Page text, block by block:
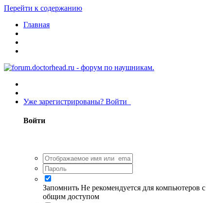
Перейти к содержанию
Главная
Уже зарегистрированы? Войти
Войти
Запомнить Не рекомендуется для компьютеров с
общим доступом